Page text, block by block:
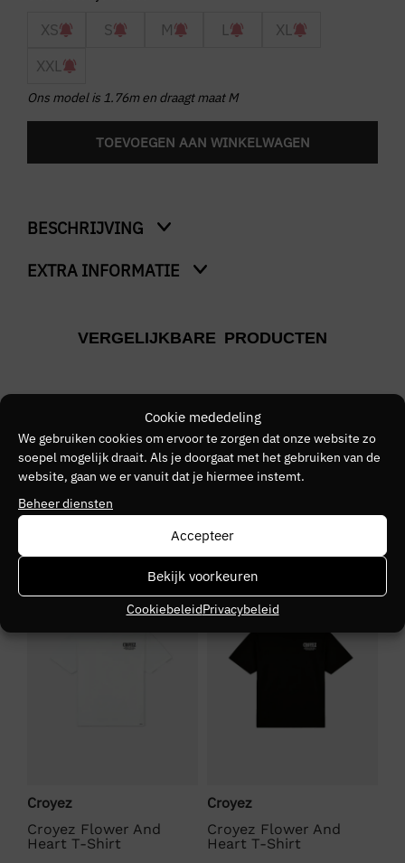
Cookie mededeling
We gebruiken cookies om ervoor te zorgen dat onze website zo
soepel mogelijk draait. Als je doorgaat met het gebruiken van de
website, gaan we er vanuit dat je hiermee instemt.
Beheer diensten
Accepteer
Bekijk voorkeuren
CookiebeleidPrivacybeleid
XS S M L
XL
XXL
Ons model is 1.76m en draagt maat M
TOEVOEGEN AAN WINKELWAGEN
BESCHRIJVING
Cerise D’Amour T-Shirt
EXTRA INFORMATIE
Zwart
Kleurnummer
10
Seizoen
VERGELIJKBARE PRODUCTEN
Croyez
Croyez Flower And
Heart T-Shirt
NIEUW
Croyez
Croyez Flower And
Heart T-Shirt